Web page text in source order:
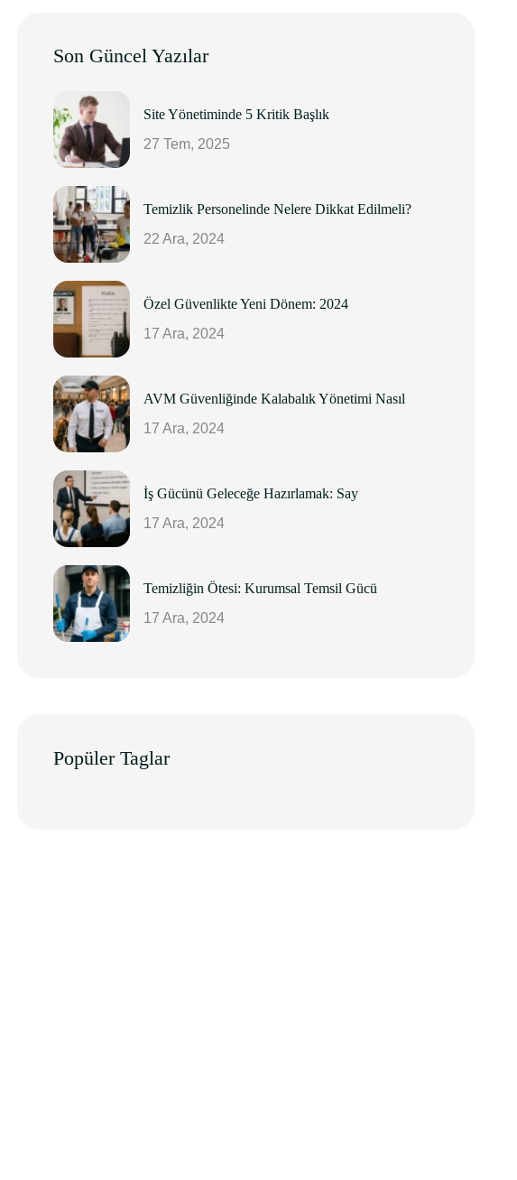
Son Güncel Yazılar
Site Yönetiminde 5 Kritik Başlık
27 Tem, 2025
Temizlik Personelinde Nelere Dikkat Edilmeli?
22 Ara, 2024
Özel Güvenlikte Yeni Dönem: 2024
17 Ara, 2024
AVM Güvenliğinde Kalabalık Yönetimi Nasıl
17 Ara, 2024
İş Gücünü Geleceğe Hazırlamak: Say
17 Ara, 2024
Temizliğin Ötesi: Kurumsal Temsil Gücü
17 Ara, 2024
Popüler Taglar